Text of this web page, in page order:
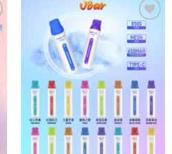
Add to
wishlist